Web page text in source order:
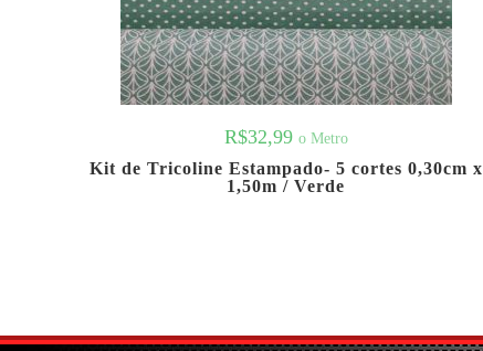
R$32,99 o Metro
Kit de Tricoline Estampado- 5 cortes 0,30cm x
1,50m / Verde